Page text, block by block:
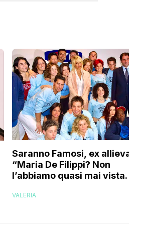
Saranno Famosi, ex allieva:
“Maria De Filippi? Non
l’abbiamo quasi mai vista. Noi
voglio credere che…”
VALERIA